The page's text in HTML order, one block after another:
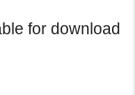
for download